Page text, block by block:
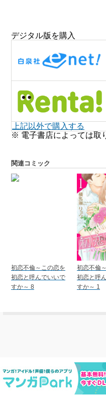
デジタル版を購入
上記以外で購入する
※ 電子書店によっては取
関連コミック
初恋不倫～この恋を
初恋と呼んでいいで
すか～ 8
初恋不倫
初恋と呼
すか～ 1